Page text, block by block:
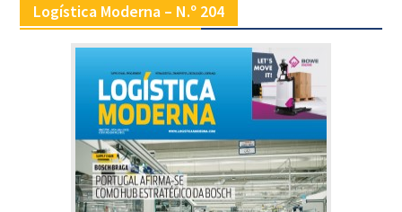
Logística Moderna – N.º 204